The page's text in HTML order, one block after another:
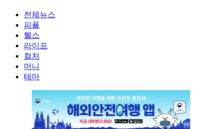
전체뉴스
피플
헬스
라이프
컬처
머니
테마